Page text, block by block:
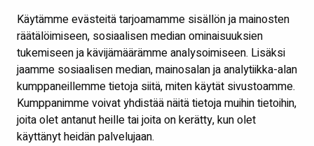
Käytämme evästeitä tarjoamamme sisällön ja mainosten
räätälöimiseen, sosiaalisen median ominaisuuksien
tukemiseen ja kävijämäärämme analysoimiseen. Lisäksi
jaamme sosiaalisen median, mainosalan ja analytiikka-alan
kumppaneillemme tietoja siitä, miten käytät sivustoamme.
Kumppanimme voivat yhdistää näitä tietoja muihin tietoihin,
joita olet antanut heille tai joita on kerätty, kun olet
käyttänyt heidän palvelujaan.
Ota yhteyttä
Verkkokirjasto
Kaikki kirjaston some-kanavat
Näytä evästeasetukseni
Seuraa meitä